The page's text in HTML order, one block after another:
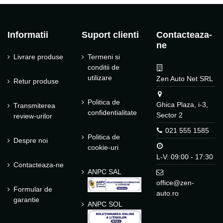
Informatii
Livrare produse
Retur produse
Transmiterea
review-urilor
Despre noi
Contacteaza-ne
Formular de
garantie
Suport clienti
Termeni si
conditii de
utilizare
Politica de
confidentialitate
Politica de
cookie-uri
ANPC SAL
ANPC SOL
Contacteaza-
ne
Zen Auto Net SRL
Ghica Plaza, i-3,
Sector 2
021 555 1585
L-V: 09:00 - 17:30
office@zen-
auto.ro